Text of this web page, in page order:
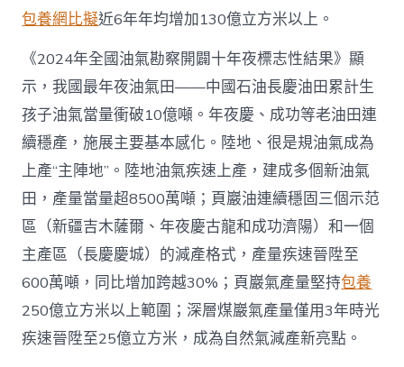
當
首
超
4
億
噸
_
中
國
網〉
中
包養網比擬近6年年均增加130億立方米以上。
《2024年全國油氣勘察開闢十年夜標志性結果》顯
示，我國最年夜油氣田——中國石油長慶油田累計生
孩子油氣當量衝破10億噸。年夜慶、成功等老油田連
續穩產，施展主要基本感化。陸地、很是規油氣成為
上產“主陣地”。陸地油氣疾速上產，建成多個新油氣
田，產量當量超8500萬噸；頁巖油連續穩固三個示范
區（新疆吉木薩爾、年夜慶古龍和成功濟陽）和一個
主產區（長慶慶城）的減產格式，產量疾速晉陞至
600萬噸，同比增加跨越30%；頁巖氣產量堅持包養
250億立方米以上範圍；深層煤巖氣產量僅用3年時光
疾速晉陞至25億立方米，成為自然氣減產新亮點。